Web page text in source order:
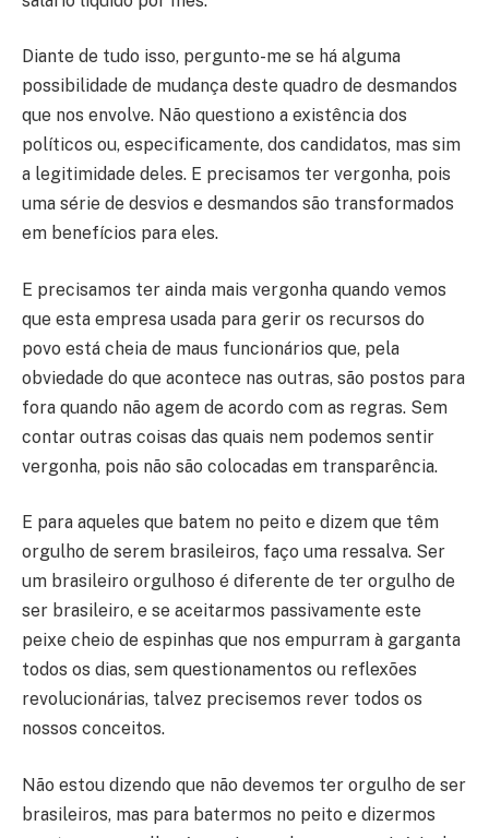
Diante de tudo isso, pergunto-me se há alguma
possibilidade de mudança deste quadro de desmandos
que nos envolve. Não questiono a existência dos
políticos ou, especificamente, dos candidatos, mas sim
a legitimidade deles. E precisamos ter vergonha, pois
uma série de desvios e desmandos são transformados
em benefícios para eles.
E precisamos ter ainda mais vergonha quando vemos
que esta empresa usada para gerir os recursos do
povo está cheia de maus funcionários que, pela
obviedade do que acontece nas outras, são postos para
fora quando não agem de acordo com as regras. Sem
contar outras coisas das quais nem podemos sentir
vergonha, pois não são colocadas em transparência.
E para aqueles que batem no peito e dizem que têm
orgulho de serem brasileiros, faço uma ressalva. Ser
um brasileiro orgulhoso é diferente de ter orgulho de
ser brasileiro, e se aceitarmos passivamente este
peixe cheio de espinhas que nos empurram à garganta
todos os dias, sem questionamentos ou reflexões
revolucionárias, talvez precisemos rever todos os
nossos conceitos.
Não estou dizendo que não devemos ter orgulho de ser
brasileiros, mas para batermos no peito e dizermos